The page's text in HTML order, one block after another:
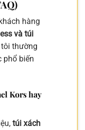
hàng
và túi
tôi thường
phổ biến
Kors hay
túi xách